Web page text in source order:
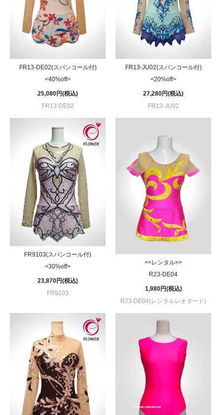
FR13-DE02(スパンコール付)
<40%off>
25,080円(税込)
FR13-DE02
FR13-JU02(スパンコール付)
<20%off>
27,280円(税込)
FR13-JU02
FR9103(スパンコール付)
<30%off>
23,870円(税込)
FR9103
<<レンタル>>
R23-DE04
1,980円(税込)
R23-DE04(レンタルレオタード)